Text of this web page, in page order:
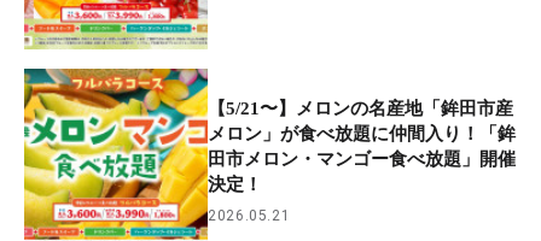
【5/21〜】メロンの名産地「鉾田市産
メロン」が食べ放題に仲間入り！「鉾
田市メロン・マンゴー食べ放題」開催
決定！
2026.05.21